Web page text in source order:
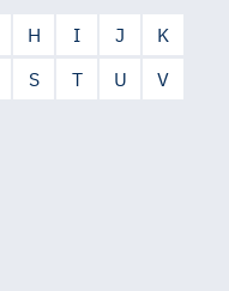
H I J
K
S T U
V